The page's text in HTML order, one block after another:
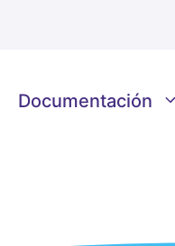
Documentación